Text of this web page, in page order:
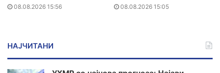
08.08.2026 15:56 08.08.2026 15:05
НАЈЧИТАНИ